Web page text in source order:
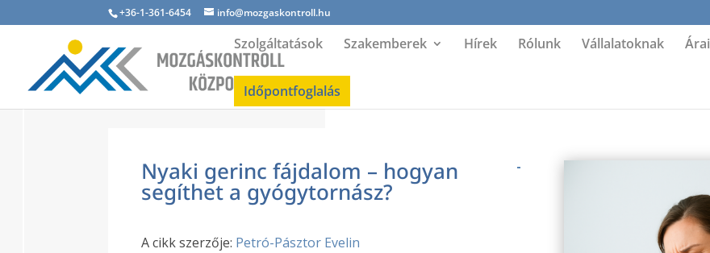
+36-1-361-6454 info@mozgaskontroll.hu
Szolgáltatások Szakemberek Hírek Rólunk Vállalatoknak
Időpontfoglalás
Nyaki gerinc fájdalom – hogyan
segíthet a gyógytornász?
A cikk szerzője: Petró-Pásztor Evelin